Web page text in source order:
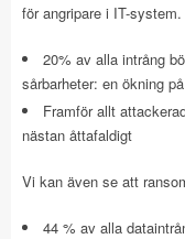
för angripare i IT-system.
20% av alla intrång
sårbarheter: en ökning
Framför allt
nästan åttafaldigt
Vi kan även se att
44 % av alla